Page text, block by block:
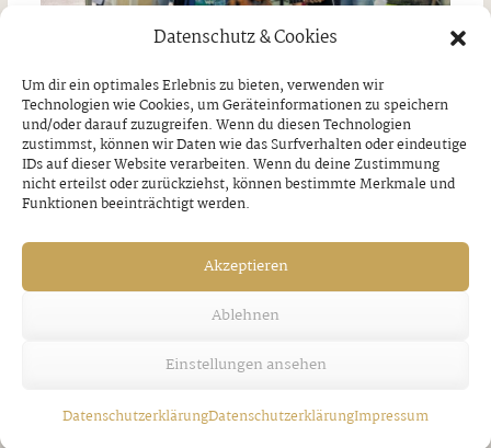
Datenschutz & Cookies
Um dir ein optimales Erlebnis zu bieten, verwenden wir
Technologien wie Cookies, um Geräteinformationen zu speichern
und/oder darauf zuzugreifen. Wenn du diesen Technologien
zustimmst, können wir Daten wie das Surfverhalten oder eindeutige
IDs auf dieser Website verarbeiten. Wenn du deine Zustimmung
nicht erteilst oder zurückziehst, können bestimmte Merkmale und
Funktionen beeinträchtigt werden.
Akzeptieren
Ablehnen
Einstellungen ansehen
DatenschutzerklärungDatenschutzerklärungImpressum
Fotos: Gepflegtes Wohnen Mayrhofen
VORHERIGER BEITRAG
Mittelschule
Mittwoch, 3. Juni 2026
Fest „Miteinander“ –